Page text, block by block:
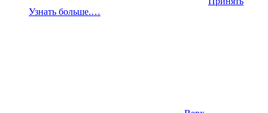
Узнать больше.…